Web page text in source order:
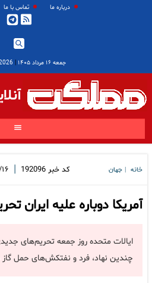
درباره ما تماس با ما
جمعه ۱۶ مرداد ۱۴۰۵ |
August 7
خانه جهان کد خبر 192096
|
آمریکا دوباره علیه ایران
ایالات متحده روز جمعه تحریم‌های
چندین نهاد، فرد و نفتکش‌های حمل گاز